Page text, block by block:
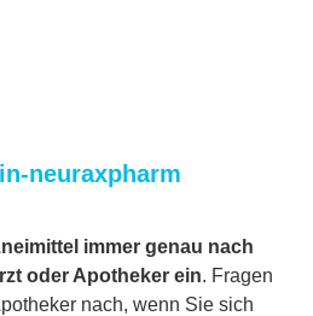
neuraxpharm
immer genau nach
oder Apotheker ein. Fragen
nach, wenn Sie sich